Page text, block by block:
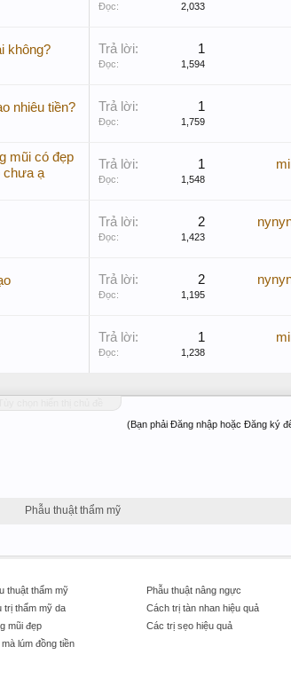
Đọc: 2,033
không? Trả lời: 1
Đọc: 1,594
nhiêu tiền? Trả lời: 1
Đọc: 1,759
mũi có đẹp
chưa ạ
Trả lời: 1
Đọc: 1,548
Trả lời: 2
Đọc: 1,423
Trả lời: 2
Đọc: 1,195
Trả lời: 1
Đọc: 1,238
(Bạn phải Đăng nhập hoặc Đăng ký
Phẫu thuật thẩm mỹ
thuật thẩm mỹ
trị thẩm mỹ da
mũi đẹp
lúm đồng tiền
Phẫu thuật nâng ngực
Cách trị tàn nhan hiệu quả
Các trị sẹo hiệu quả